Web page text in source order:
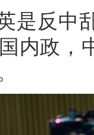
是反中
内政，